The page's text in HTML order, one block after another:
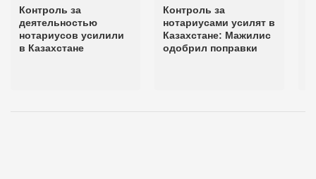
Контроль за
деятельностью
нотариусов усилили
в Казахстане
Контроль за
нотариусами усилят в
Казахстане: Мажилис
одобрил поправки